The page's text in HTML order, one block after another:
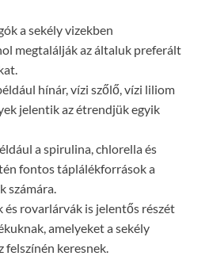
a sekély vizekben
megtalálják az általuk preferált
hínár, vízi szőlő, vízi liliom
jelentik az étrendjük egyik
a spirulina, chlorella és
fontos táplálékforrások a
számára.
és rovarlárvák is jelentős részét
amelyeket a sekély
felszínén keresnek.